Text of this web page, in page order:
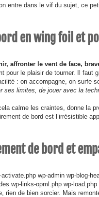
entre dans le vif du sujet, ce
en wing foil et
affronter le vent de face,
pour le plaisir de tourner. Il faut
: on accompagne, on surfe
ses limites, de jouer avec la
calme les craintes, donne la
de bord est l’irrésistible
de bord et
wp-admin wp-blog-
wp-links-opml.php wp-
rien de bien sorcier. Mais